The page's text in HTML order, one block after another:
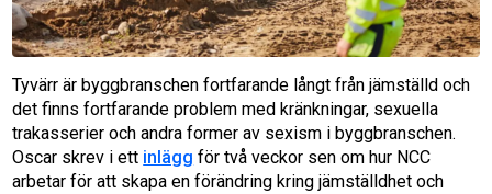
Tyvärr är byggbranschen fortfarande långt från jämställd och
det finns fortfarande problem med kränkningar, sexuella
trakasserier och andra former av sexism i byggbranschen.
Oscar skrev i ett inlägg för två veckor sen om hur NCC
arbetar för att skapa en förändring kring jämställdhet och